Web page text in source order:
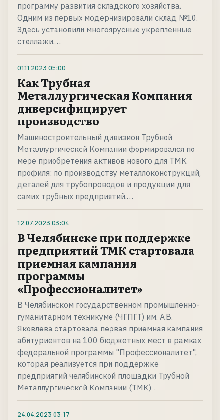
программу развития складского хозяйства.
Одним из первых модернизировали склад №10.
Здесь установили многоярусные укрепленные
стеллажи.…
01.11.2023 05:00
Как Трубная
Металлургическая Компания
диверсифицирует
производство
Машиностроительный дивизион Трубной
Металлургической Компании формировался по
мере приобретения активов нового для ТМК
профиля: по производству металлоконструкций,
деталей для трубопроводов и продукции для
самих трубных предприятий.…
12.07.2023 03:04
В Челябинске при поддержке
предприятий ТМК стартовала
приемная кампания
программы
«Профессионалитет»
В Челябинском государственном промышленно-
гуманитарном техникуме (ЧГПГТ) им. А.В.
Яковлева стартовала первая приемная кампания
абитуриентов на 100 бюджетных мест в рамках
федеральной программы "Профессионалитет",
которая реализуется при поддержке
предприятий челябинской площадки Трубной
Металлургической Компании (ТМК)…
24.04.2023 03:17